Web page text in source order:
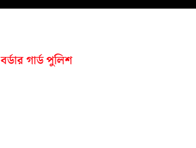
বর্ডার গার্ড পুলিশ